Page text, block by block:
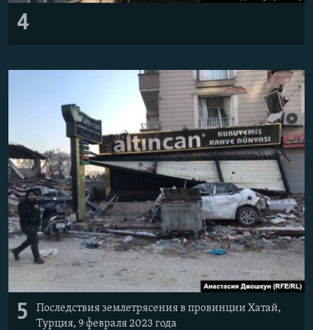
4
5
Последствия землетрясения в провинции Хатай,
Турция, 9 февраля 2023 года